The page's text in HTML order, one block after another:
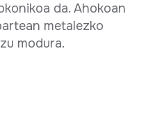
da. Ahokoan
metalezko
modura.